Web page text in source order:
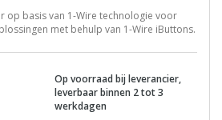
op basis van 1-Wire technologie voor
met behulp van 1-Wire iButtons.
Op voorraad bij leverancier,
leverbaar binnen 2 tot 3
werkdagen